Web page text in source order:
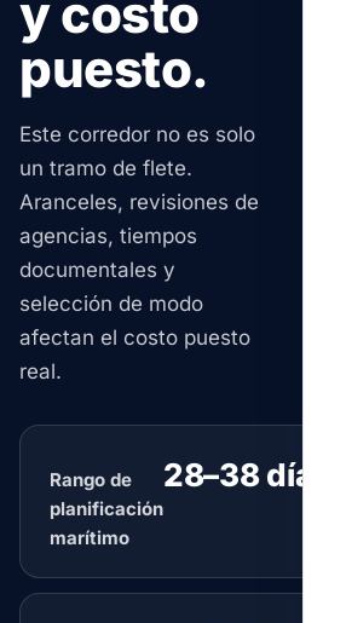
y costo
puesto.
Este corredor no es solo
un tramo de flete.
Aranceles, revisiones de
agencias, tiempos
documentales y
selección de modo
afectan el costo puesto
real.
Rango de
planificación
marítimo
28–38 días